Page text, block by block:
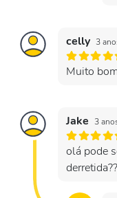
celly 3
Muito
Jake 3
olá pode
derretida??